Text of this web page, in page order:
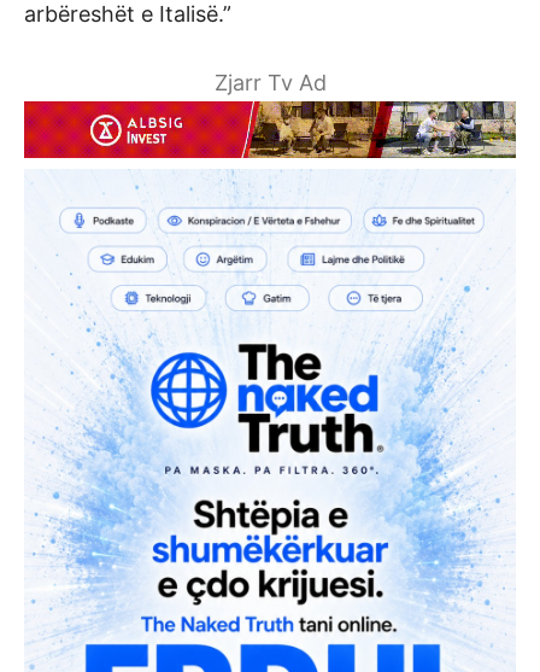
arbëreshët e Italisë.”
Zjarr Tv Ad